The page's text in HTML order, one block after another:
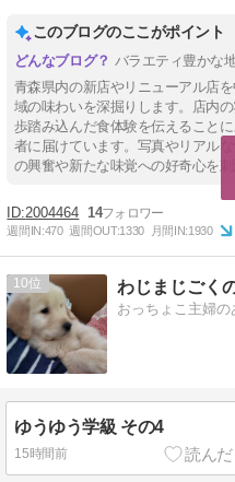
このブログのここがポイント
バラエティ豊かな
青森県内の新店やリニューアル店
域の味わいを深掘りします。店内
歩踏み込んだ食体験を伝えること
者に届けています。写真やリアル
の興奮や新たな味覚への好奇心を刺
2004464 14
週間IN:470 週間OUT:1330 月間IN:1930
10 わじまじごく
おっちょこ主婦の
ゆうゆう学級 その4
15時間前